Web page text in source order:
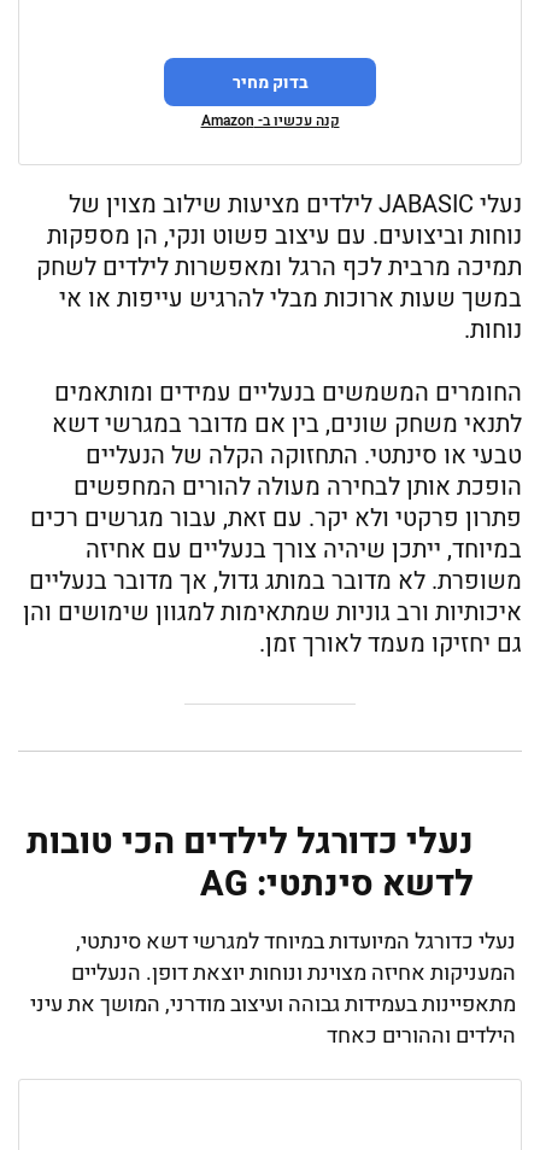
בדוק מחיר
קנה עכשיו ב- Amazon
נעלי JABASIC לילדים מציעות שילוב מצוין של
נוחות וביצועים. עם עיצוב פשוט ונקי, הן מספקות
תמיכה מרבית לכף הרגל ומאפשרות לילדים לשחק
במשך שעות ארוכות מבלי להרגיש עייפות או אי
נוחות.
החומרים המשמשים בנעליים עמידים ומותאמים
לתנאי משחק שונים, בין אם מדובר במגרשי דשא
טבעי או סינתטי. התחזוקה הקלה של הנעליים
הופכת אותן לבחירה מעולה להורים המחפשים
פתרון פרקטי ולא יקר. עם זאת, עבור מגרשים רכים
במיוחד, ייתכן שיהיה צורך בנעליים עם אחיזה
משופרת. לא מדובר במותג גדול, אך מדובר בנעליים
איכותיות ורב גוניות שמתאימות למגוון שימושים והן
גם יחזיקו מעמד לאורך זמן.
נעלי כדורגל לילדים הכי טובות
לדשא סינתטי: AG
נעלי כדורגל המיועדות במיוחד למגרשי דשא סינתטי,
המעניקות אחיזה מצוינת ונוחות יוצאת דופן. הנעליים
מתאפיינות בעמידות גבוהה ועיצוב מודרני, המושך את עיני
הילדים וההורים כאחד